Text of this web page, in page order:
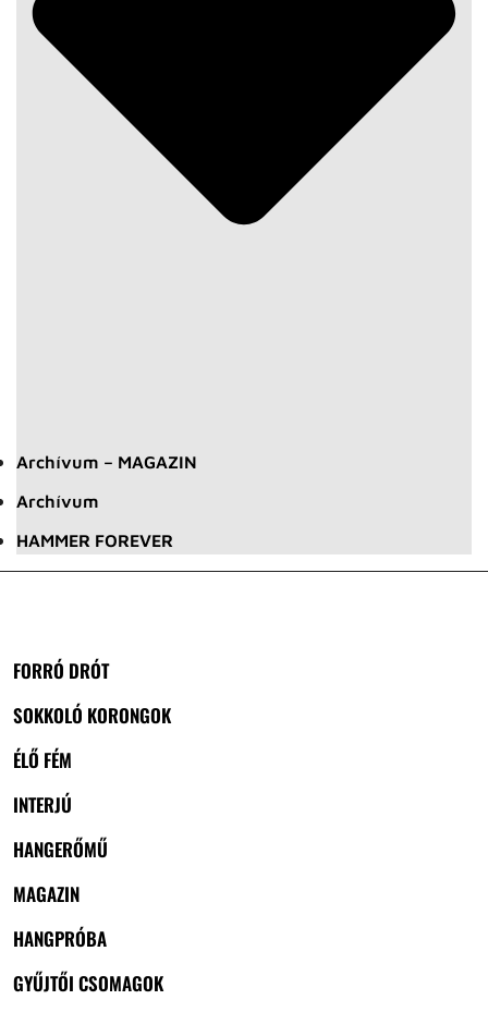
Archívum – MAGAZIN
Archívum
HAMMER FOREVER
FORRÓ DRÓT
SOKKOLÓ KORONGOK
ÉLŐ FÉM
INTERJÚ
HANGERŐMŰ
MAGAZIN
HANGPRÓBA
GYŰJTŐI CSOMAGOK